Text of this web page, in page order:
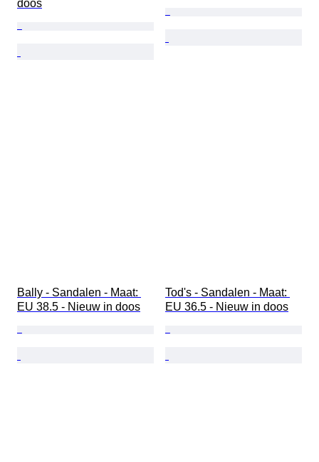
doos
Bally - Sandalen - Maat:
EU 38.5 - Nieuw in doos
Tod's - Sandalen - Maat:
EU 36.5 - Nieuw in doos